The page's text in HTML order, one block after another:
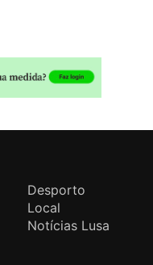
Desporto
Local
Notícias Lusa